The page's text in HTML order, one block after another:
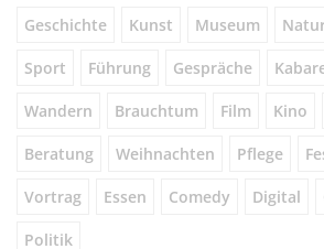
Geschichte Kunst Museum
Sport Führung Gespräche
Wandern Brauchtum Film Kino
Beratung Weihnachten Pflege
Vortrag Essen Comedy Digital
Politik